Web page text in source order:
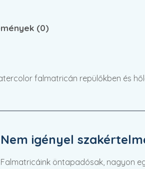
(0)
falmatricán repülőkben és
Nem igényel
Falmatricáink öntapadósak, nagyon